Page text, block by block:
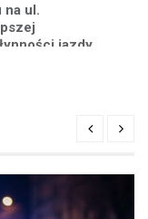
na ul.
jazdy